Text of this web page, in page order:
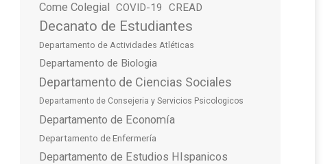
Come Colegial COVID-19 CREAD
Decanato de Estudiantes
Departamento de Actividades Atléticas
Departamento de Biologia
Departamento de Ciencias Sociales
Departamento de Consejeria y Servicios Psicologicos
Departamento de Economía
Departamento de Enfermería
Departamento de Estudios HIspanicos